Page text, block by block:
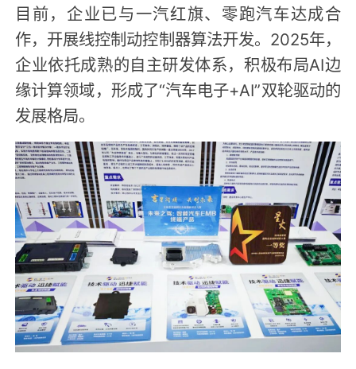
目前，企业已与一汽红旗、零跑汽车达成合
作，开展线控制动控制器算法开发。2025年，
企业依托成熟的自主研发体系，积极布局AI边
缘计算领域，形成了“汽车电子+AI”双轮驱动的
发展格局。